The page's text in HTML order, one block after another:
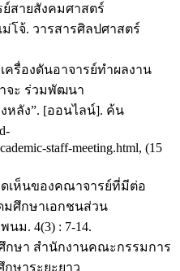
สายสังคมศาสตร์
โจ้. วารสารศิลปศาสตร์
ครื่องดันอาจารย์ทำผลงาน
จะ ร่วมพัฒนา
หลัง”. [ออนไลน์]. ค้น
staff-meeting.html, (15
เห็นของคณาจารย์ที่มีต่อ
มศึกษาเอกชนส่วน
ม. 4(3) : 7-14.
กษา สำนักงานคณะกรรมการ
ษาระยะยาว